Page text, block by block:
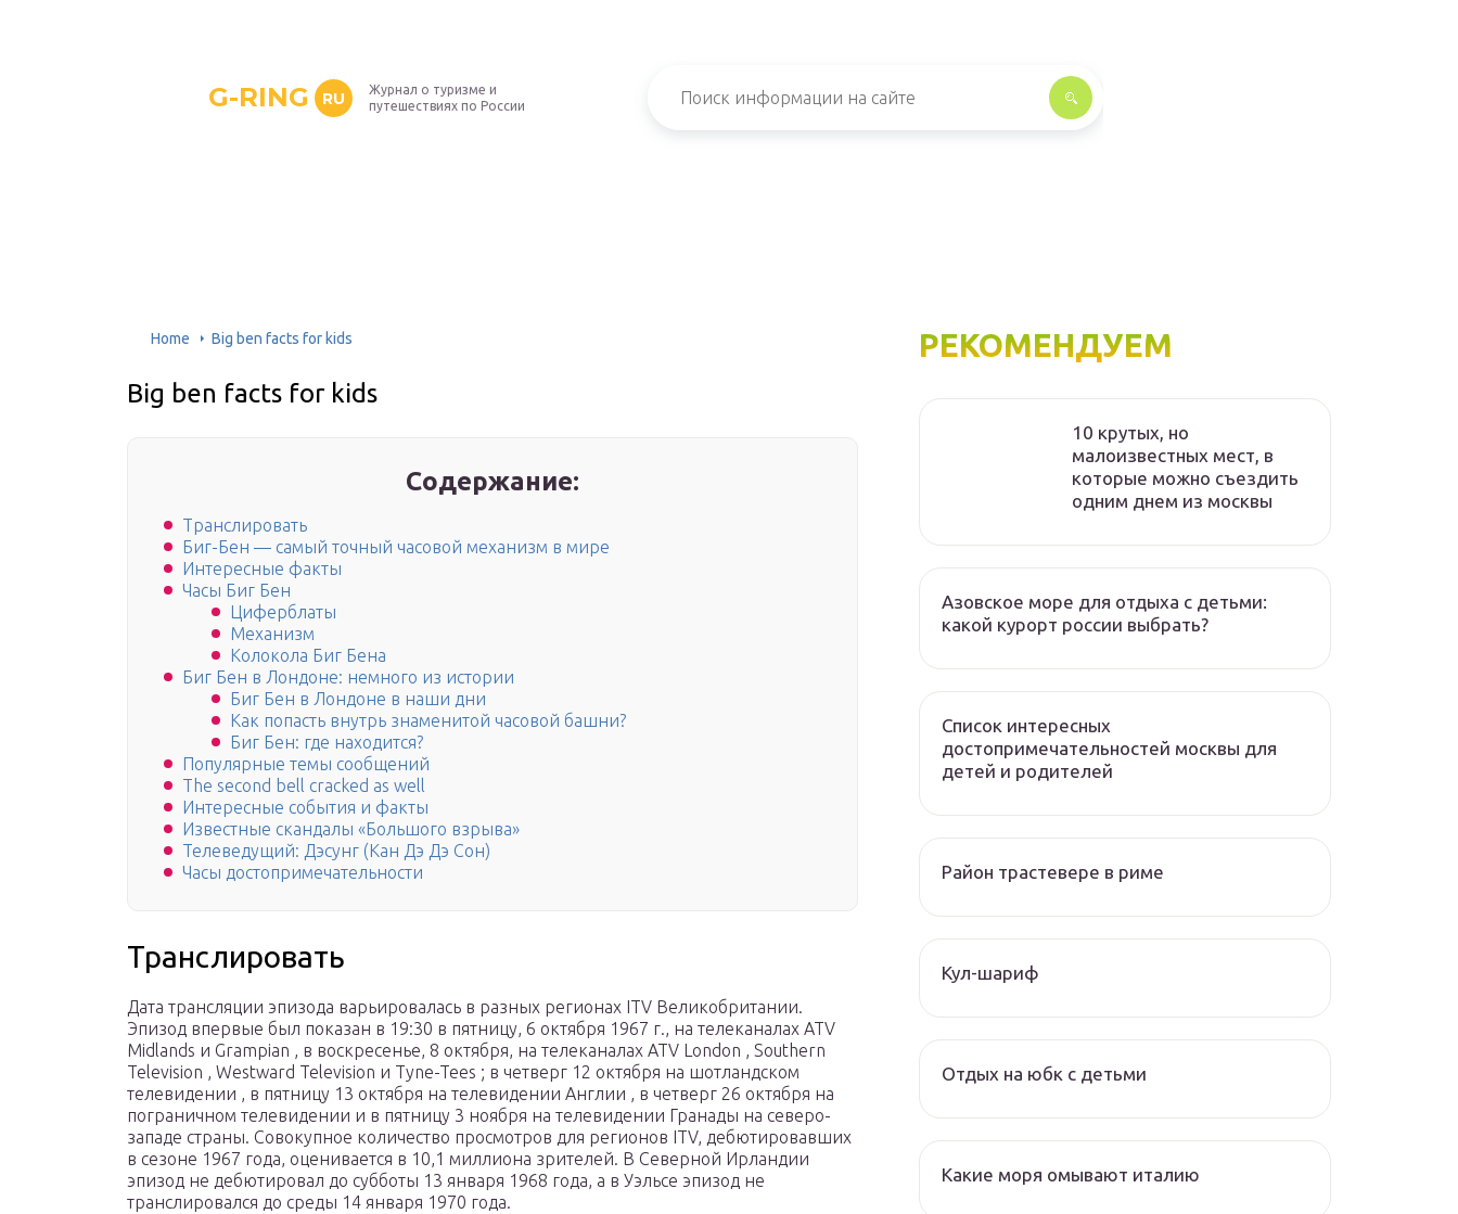
G-RING RU
Журнал о туризме и
путешествиях по России
Home Big ben facts for kids
Big ben facts for kids
Содержание:
Транслировать
Биг-Бен — самый точный часовой механизм в мире
Интересные факты
Часы Биг Бен
Циферблаты
Механизм
Колокола Биг Бена
Биг Бен в Лондоне: немного из истории
Биг Бен в Лондоне в наши дни
Как попасть внутрь знаменитой часовой башни?
Биг Бен: где находится?
Популярные темы сообщений
The second bell cracked as well
Интересные события и факты
Известные скандалы «Большого взрыва»
Телеведущий: Дэсунг (Кан Дэ Дэ Сон)
Часы достопримечательности
Транслировать
Дата трансляции эпизода варьировалась в разных регионах ITV Великобритании.
Эпизод впервые был показан в 19:30 в пятницу, 6 октября 1967 г., на телеканалах ATV
Midlands и Grampian , в воскресенье, 8 октября, на телеканалах ATV London , Southern
Television , Westward Television и Tyne-Tees ; в четверг 12 октября на шотландском
телевидении , в пятницу 13 октября на телевидении Англии , в четверг 26 октября на
пограничном телевидении и в пятницу 3 ноября на телевидении Гранады на северо-
западе страны. Совокупное количество просмотров для регионов ITV, дебютировавших
в сезоне 1967 года, оценивается в 10,1 миллиона зрителей. В Северной Ирландии
эпизод не дебютировал до субботы 13 января 1968 года, а в Уэльсе эпизод не
транслировался до среды 14 января 1970 года.
РЕКОМЕНДУЕМ
10 крутых, но
малоизвестных мест, в
которые можно съездить
одним днем из москвы
Азовское море для отдыха с детьми:
какой курорт россии выбрать?
Список интересных
достопримечательностей москвы для
детей и родителей
Район трастевере в риме
Кул-шариф
Отдых на юбк с детьми
Какие моря омывают италию